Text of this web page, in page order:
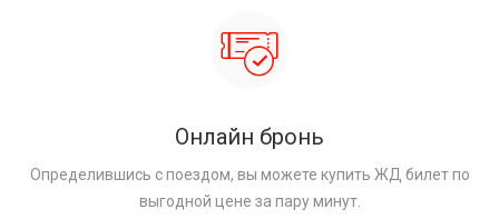
Онлайн бронь
Определившись с поездом, вы можете купить ЖД билет по
выгодной цене за пару минут.